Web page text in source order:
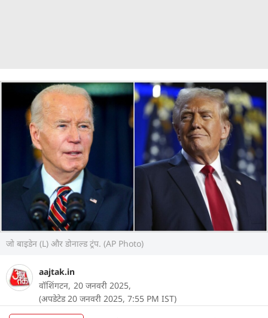
जो बाइडेन (L) और डोनाल्ड ट्रंप. (AP Photo)
aajtak.in
वॉशिंगटन, 20 जनवरी 2025,
(अपडेटेड 20 जनवरी 2025, 7:55 PM IST)